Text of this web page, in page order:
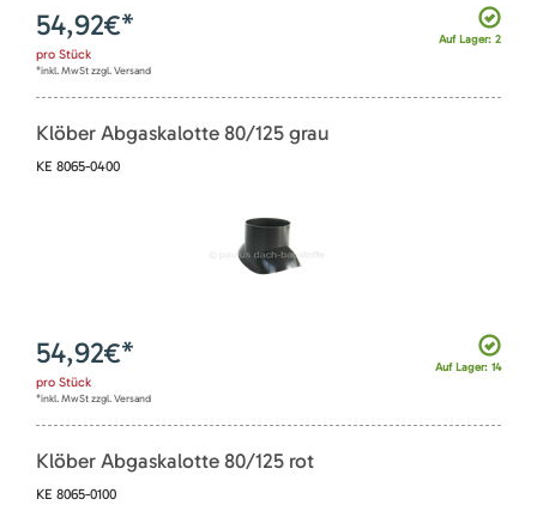
Auf Lager: 2
54,92€*
pro Stück
*inkl. MwSt zzgl. Versand
Klöber Abgaskalotte 80/125 grau
KE 8065-0400
Auf Lager: 14
54,92€*
pro Stück
*inkl. MwSt zzgl. Versand
Klöber Abgaskalotte 80/125 rot
KE 8065-0100